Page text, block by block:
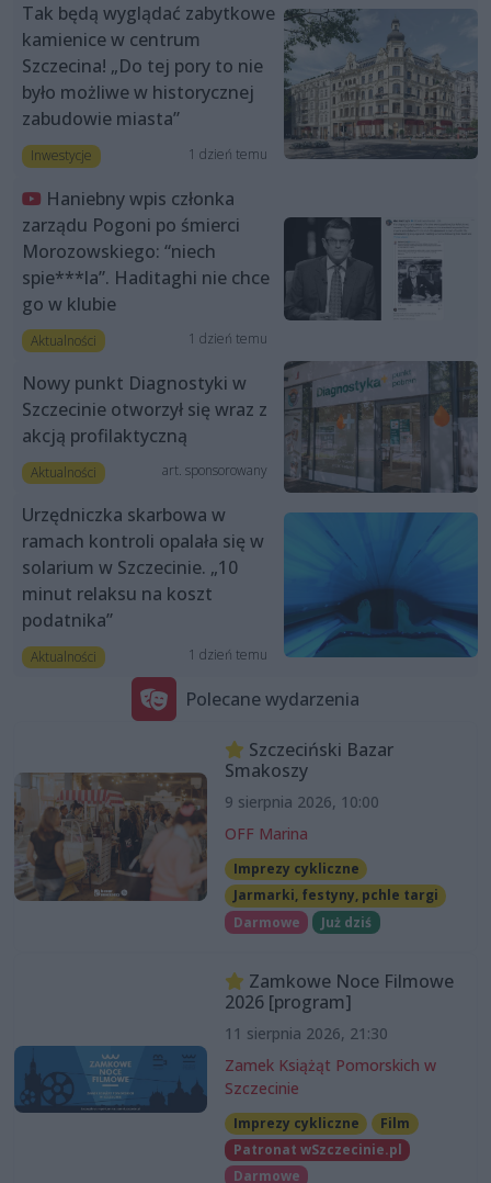
Tak będą wyglądać zabytkowe
kamienice w centrum
Szczecina! „Do tej pory to nie
było możliwe w historycznej
zabudowie miasta”
Inwestycje 1 dzień temu
Haniebny wpis członka
zarządu Pogoni po śmierci
Morozowskiego: “niech
spie***la”. Haditaghi nie chce
go w klubie
Aktualności 1 dzień temu
Nowy punkt Diagnostyki w
Szczecinie otworzył się wraz z
akcją profilaktyczną
Aktualności art. sponsorowany
Urzędniczka skarbowa w
ramach kontroli opalała się w
solarium w Szczecinie. „10
minut relaksu na koszt
podatnika”
Aktualności 1 dzień temu
Polecane wydarzenia
Szczeciński Bazar
Smakoszy
9 sierpnia 2026, 10:00
OFF Marina
Imprezy cykliczne
Jarmarki, festyny, pchle targi
Darmowe
Już dziś
Zamkowe Noce Filmowe
2026 [program]
11 sierpnia 2026, 21:30
Zamek Książąt Pomorskich w
Szczecinie
Imprezy cykliczne
Film
Patronat wSzczecinie.pl
Darmowe